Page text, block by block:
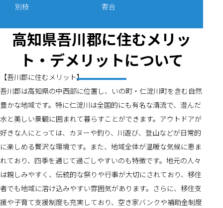
別枝
寄合
高知県吾川郡に住むメリッ
ト・デメリットについて
【吾川郡に住むメリット】
吾川郡は高知県の中西部に位置し、いの町・仁淀川町を含む自然
豊かな地域です。特に仁淀川は全国的にも有名な清流で、澄んだ
水と美しい景観に囲まれて暮らすことができます。アウトドアが
好きな人にとっては、カヌーや釣り、川遊び、登山などが日常的
に楽しめる贅沢な環境です。また、地域全体が温暖な気候に恵ま
れており、四季を通じて過ごしやすいのも特徴です。地元の人々
は親しみやすく、伝統的な祭りや行事が大切にされており、移住
者でも地域に溶け込みやすい雰囲気があります。さらに、移住支
援や子育て支援制度も充実しており、空き家バンクや補助金制度